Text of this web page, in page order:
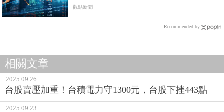
觀點新聞
Recommended by
相關文章
2025.09.26
台股賣壓加重！台積電力守1300元，台股下挫443點
2025.09.23